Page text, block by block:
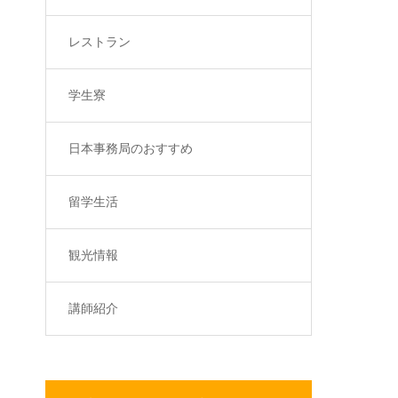
レストラン
学生寮
日本事務局のおすすめ
留学生活
観光情報
講師紹介